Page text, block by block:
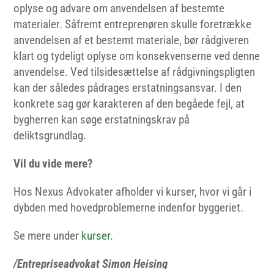
oplyse og advare om anvendelsen af bestemte
materialer. Såfremt entreprenøren skulle foretrække
anvendelsen af et bestemt materiale, bør rådgiveren
klart og tydeligt oplyse om konsekvenserne ved denne
anvendelse. Ved tilsidesættelse af rådgivningspligten
kan der således pådrages erstatningsansvar. I den
konkrete sag gør karakteren af den begåede fejl, at
bygherren kan søge erstatningskrav på
deliktsgrundlag.
Vil du vide mere?
Hos Nexus Advokater afholder vi kurser, hvor vi går i
dybden med hovedproblemerne indenfor byggeriet.
Se mere under kurser.
/Entrepriseadvokat Simon Heising